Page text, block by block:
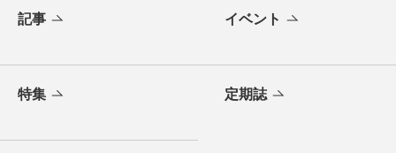
記事 イベント
特集 定期誌